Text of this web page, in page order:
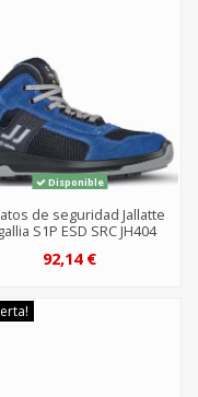
Disponible
de seguridad Jallatte
S1P ESD SRC JH404
92,14 €